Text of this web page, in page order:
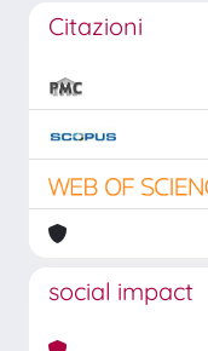
Citazioni
social impact